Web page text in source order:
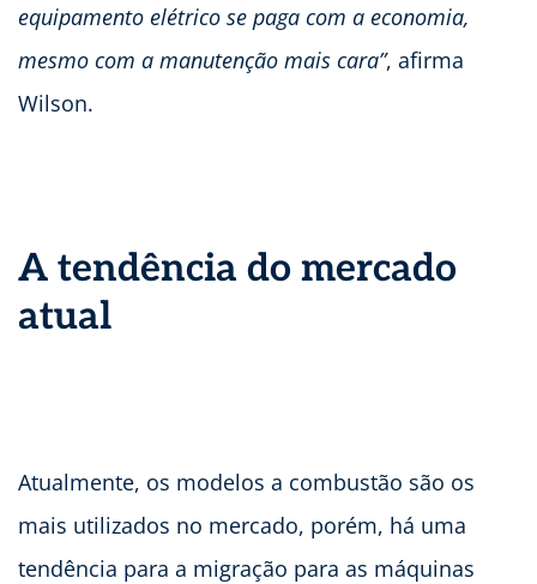
equipamento elétrico se paga com a economia,
mesmo com a manutenção mais cara”, afirma
Wilson.
A tendência do mercado
atual
Atualmente, os modelos a combustão são os
mais utilizados no mercado, porém, há uma
tendência para a migração para as máquinas